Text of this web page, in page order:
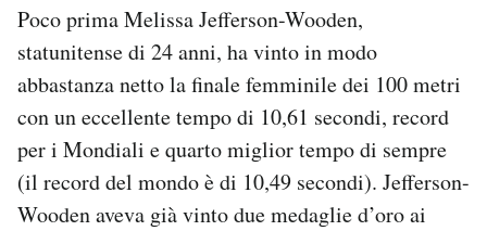
Poco prima Melissa Jefferson-Wooden,
statunitense di 24 anni, ha vinto in modo
abbastanza netto la finale femminile dei 100 metri
con un eccellente tempo di 10,61 secondi, record
per i Mondiali e quarto miglior tempo di sempre
(il record del mondo è di 10,49 secondi). Jefferson-
Wooden aveva già vinto due medaglie d’oro ai